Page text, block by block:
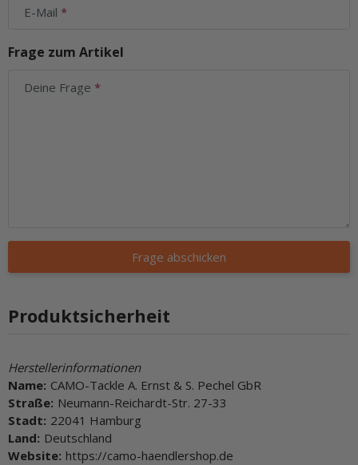
E-Mail
Frage zum Artikel
Deine Frage
Frage abschicken
Produktsicherheit
Herstellerinformationen
Name: CAMO-Tackle A. Ernst & S. Pechel GbR
Straße: Neumann-Reichardt-Str. 27-33
Stadt: 22041 Hamburg
Land: Deutschland
Website: https://camo-haendlershop.de